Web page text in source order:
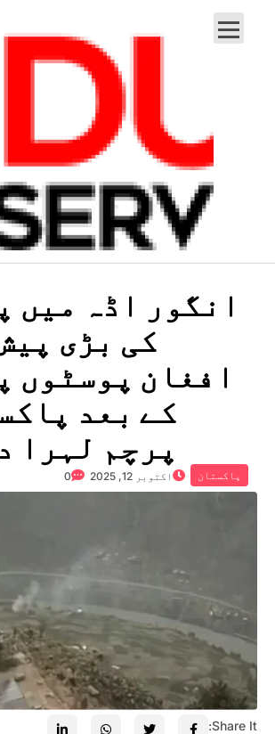
انگور اڈہ میں
کی بڑی
افغان پوسٹوں
کے بعد
پرچم لہرا
پاکستان اکتوبر 12, 2025 0
Share It: